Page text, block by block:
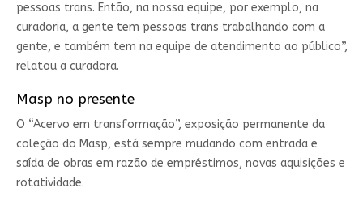
pessoas trans. Então, na nossa equipe, por exemplo, na
curadoria, a gente tem pessoas trans trabalhando com a
gente, e também tem na equipe de atendimento ao público”,
relatou a curadora.
Masp no presente
O “Acervo em transformação”, exposição permanente da
coleção do Masp, está sempre mudando com entrada e
saída de obras em razão de empréstimos, novas aquisições e
rotatividade.